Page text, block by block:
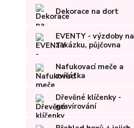
Dekorace na dort
EVENTY - výzdoby na
zakázku, půjčovna
Nafukovací meče a
zvířátka
Dřevěné klíčenky -
gravírování